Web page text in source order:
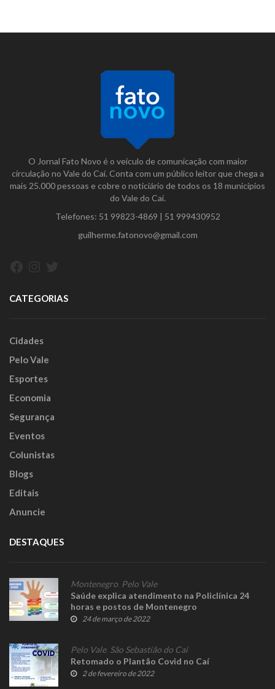
O Jornal Fato Novo é o veículo de comunicação com maior
circulação no Vale do Caí. Conta com um público leitor que chega a
mais 25.000 pessoas e cobre o noticiário de todos os 18 municípios
do Vale do Caí.
Telefones: 51 99823-4869 | 51 999430952
guilherme.fatonovo@gmail.com
CATEGORIAS
Cidades
Pelo Vale
Esportes
Economia
Segurança
Eventos
Colunistas
Blogs
Editais
Anuncie
DESTAQUES
Montenegro Pelo Vale
Saúde explica atendimento na Policlínica 24
horas e postos de Montenegro
24 de março de 2022
Pelo Vale, São Sebastião do Caí
Retomado o Plantão Covid no Caí
2 de fevereiro de 2022